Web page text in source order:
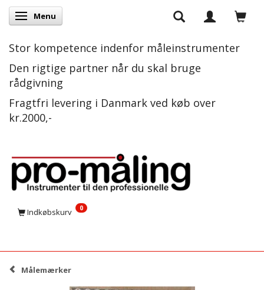
Skifte navigation
Menu
Stor kompetence indenfor måleinstrumenter
Den rigtige partner når du skal bruge
rådgivning
Fragtfri levering i Danmark ved køb over
kr.2000,-
Indkøbskurv 0
Målemærker